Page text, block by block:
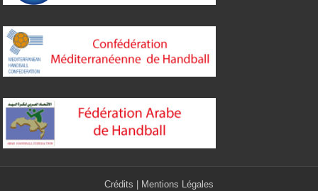
Crédits Mentions Légales